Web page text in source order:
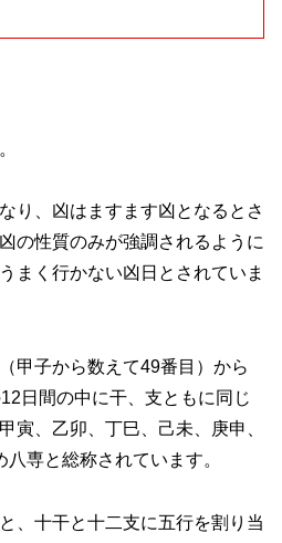
り、凶はますます凶となるとさ
の性質のみが強調されるように
まく行かない凶日とされていま
甲子から数えて49番目）から
日間の中に干、支ともに同じ
寅、乙卯、丁巳、己未、庚申、
専と総称されています。
、十干と十二支に五行を割り当